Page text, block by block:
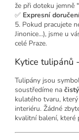
že při doteku jemně
✅ Expresní
5. Pokud pracujete
Jinonice...), jsme u
celé Praze.
Kytice tulipánů
Tulipány jsou
soustředíme na
kulatého tvaru,
interiéru. Žádné
kvalitní balení,